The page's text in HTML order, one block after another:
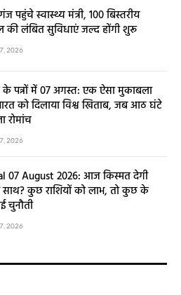
पहुंचे स्वास्थ्य मंत्री, 100 बिस्तरीय
की लंबित सुविधाएं जल्द होंगी शुरू
2026
के पन्नों में 07 अगस्त: एक ऐसा मुकाबला
को दिलाया विश्व खिताब, जब आठ घंटे
रोमांच
2026
07 August 2026: आज किस्मत देगी
कुछ राशियों को लाभ, तो कुछ के
चुनौती
2026